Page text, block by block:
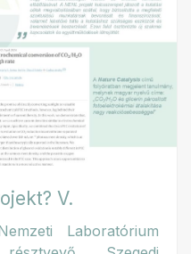
V.
Laboratórium